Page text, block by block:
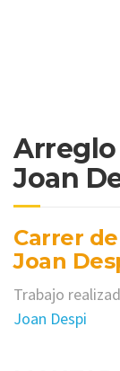
Arreglo
Joan
Carrer
Joan
Trabajo
Joan Despi